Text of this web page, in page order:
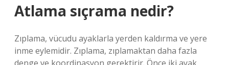
Atlama sıçrama nedir?
Zıplama, vücudu ayaklarla yerden kaldırma ve yere
inme eylemidir. Zıplama, zıplamaktan daha fazla